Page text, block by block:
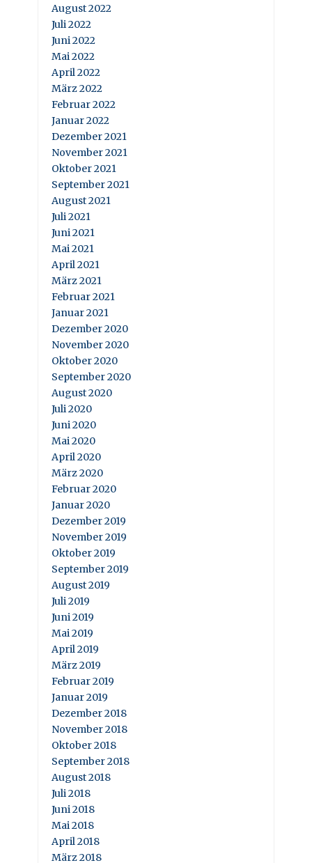
August 2022
Juli 2022
Juni 2022
Mai 2022
April 2022
März 2022
Februar 2022
Januar 2022
Dezember 2021
November 2021
Oktober 2021
September 2021
August 2021
Juli 2021
Juni 2021
Mai 2021
April 2021
März 2021
Februar 2021
Januar 2021
Dezember 2020
November 2020
Oktober 2020
September 2020
August 2020
Juli 2020
Juni 2020
Mai 2020
April 2020
März 2020
Februar 2020
Januar 2020
Dezember 2019
November 2019
Oktober 2019
September 2019
August 2019
Juli 2019
Juni 2019
Mai 2019
April 2019
März 2019
Februar 2019
Januar 2019
Dezember 2018
November 2018
Oktober 2018
September 2018
August 2018
Juli 2018
Juni 2018
Mai 2018
April 2018
März 2018